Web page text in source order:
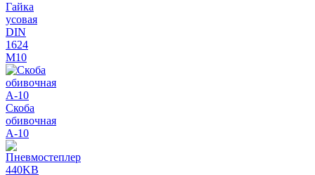
Гайка
усовая
DIN
1624
М10
Скоба
обивочная
A-10